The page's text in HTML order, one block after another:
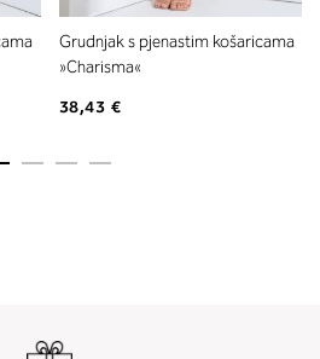
Grudnjak s pjenastim košaricama
»Charisma«
38,43 €